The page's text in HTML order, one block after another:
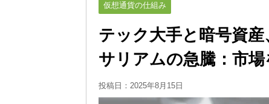
仮想通貨の仕組み
テック大手と暗号資
サリアムの急騰：市
投稿日： 2025年8月15日